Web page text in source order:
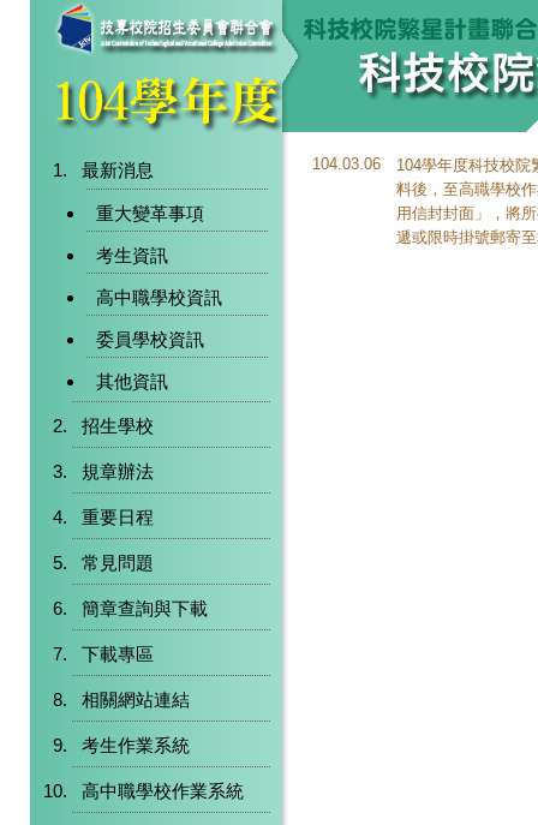
最新消息
重大變革事項
考生資訊
高中職學校資訊
委員學校資訊
其他資訊
招生學校
規章辦法
重要日程
常見問題
簡章查詢與下載
下載專區
相關網站連結
考生作業系統
高中職學校作業系統
104.03.06
104學年度科技校
料後，至高職學校
用信封封面」，將
遞或限時掛號郵寄